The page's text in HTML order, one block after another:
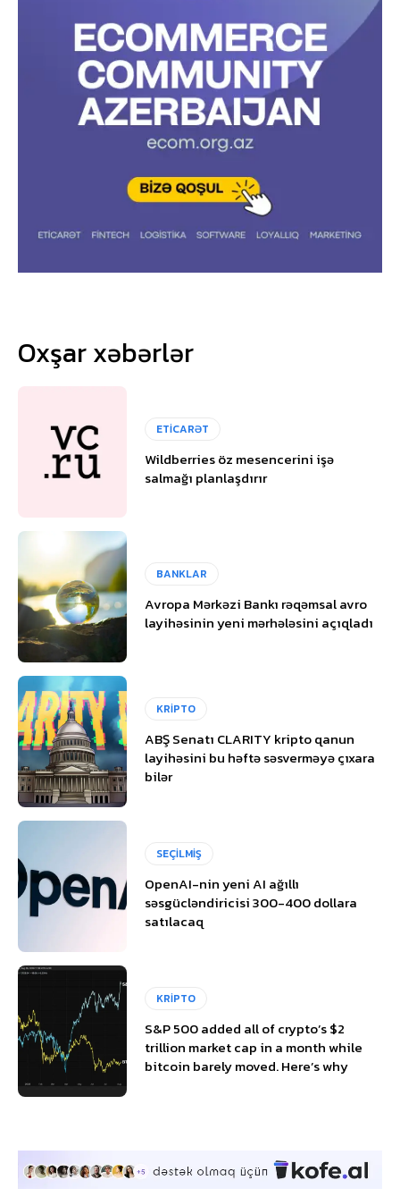
Oxşar xəbərlər
ETİCARƏT
Wildberries öz mesencerini işə
salmağı planlaşdırır
BANKLAR
Avropa Mərkəzi Bankı rəqəmsal avro
layihəsinin yeni mərhələsini açıqladı
KRİPTO
ABŞ Senatı CLARITY kripto qanun
layihəsini bu həftə səsverməyə çıxara
bilər
SEÇİLMİŞ
OpenAI-nin yeni AI ağıllı
səsgücləndiricisi 300-400 dollara
satılacaq
KRİPTO
S&P 500 added all of crypto’s $2
trillion market cap in a month while
bitcoin barely moved. Here’s why